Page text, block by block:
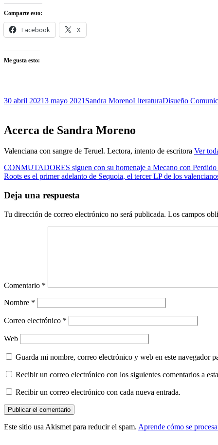
Comparte esto:
Facebook X
Me gusta esto:
Publicado
30 abril 20213 mayo 2021 Autor
Sandra MorenoCategorías
LiteraturaEtiquetas
Disueño
Acerca de Sandra Moreno
Valenciana con sangre de Teruel. Lectora, intento de escritora Ver
Navegación
de
entradas
Artículo
anterior
CONMUTADORES siguen con su homenaje a Mecano con
Artículo
Roots es el primer adelanto de Sequoia, el tercer LP de los
Deja una respuesta
Tu dirección de correo electrónico no será publicada. Los campos
Comentario *
Nombre *
Correo electrónico *
Web
Guarda mi nombre, correo electrónico y web en este navegador
Recibir un correo electrónico con los siguientes comentarios a
Recibir un correo electrónico con cada nueva entrada.
Este sitio usa Akismet para reducir el spam. Aprende cómo se